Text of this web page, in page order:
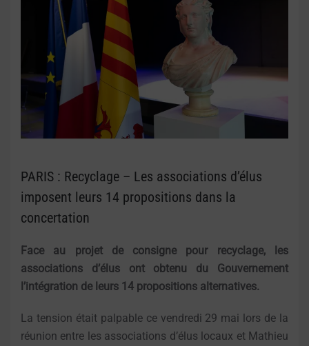
PARIS : Recyclage – Les associations d’élus
imposent leurs 14 propositions dans la
concertation
Face au projet de consigne pour recyclage, les
associations d’élus ont obtenu du Gouvernement
l’intégration de leurs 14 propositions alternatives.
La tension était palpable ce vendredi 29 mai lors de la
réunion entre les associations d’élus locaux et Mathieu